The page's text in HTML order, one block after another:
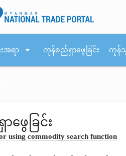
အရာ arrow_drop_down ကုန်စည်ရှာဖွေခြင်း ကုန်
ဖွေခြင်း
using commodity search function